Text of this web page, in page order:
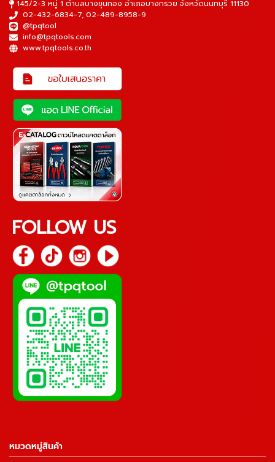
145/2-3 หมู่ 1 ตำบลบางขุนกอง อำเภอบางกรวย จังหวัดนนทบุรี 11130
02-432-6834-7, 02-489-8958-9
@tpqtool
info@tpqtools.com
www.tpqtools.co.th
FOLLOW US
หมวดหมู่สินค้า